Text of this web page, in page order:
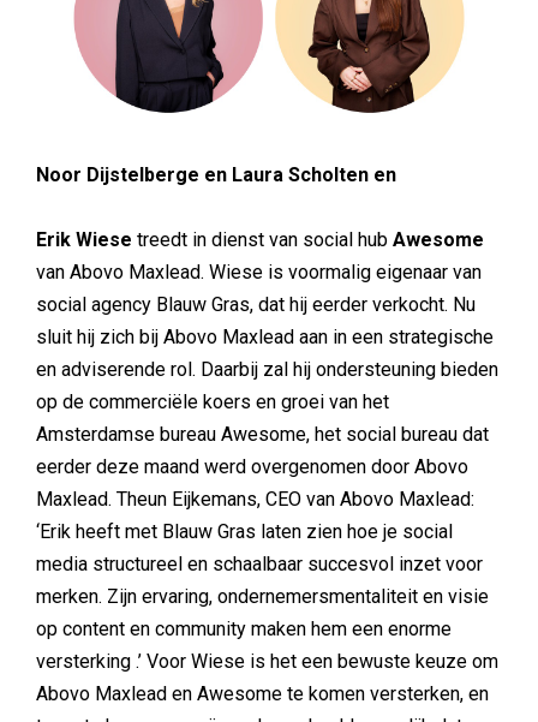
Noor Dijstelberge en Laura Scholten en
Erik Wiese treedt in dienst van social hub Awesome
van Abovo Maxlead. Wiese is voormalig eigenaar van
social agency Blauw Gras, dat hij eerder verkocht. Nu
sluit hij zich bij Abovo Maxlead aan in een strategische
en adviserende rol. Daarbij zal hij ondersteuning bieden
op de commerciële koers en groei van het
Amsterdamse bureau Awesome, het social bureau dat
eerder deze maand werd overgenomen door Abovo
Maxlead. Theun Eijkemans, CEO van Abovo Maxlead:
‘Erik heeft met Blauw Gras laten zien hoe je social
media structureel en schaalbaar succesvol inzet voor
merken. Zijn ervaring, ondernemersmentaliteit en visie
op content en community maken hem een enorme
versterking .’ Voor Wiese is het een bewuste keuze om
Abovo Maxlead en Awesome te komen versterken, en